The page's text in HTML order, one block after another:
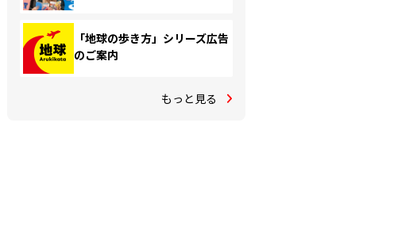
「地球の歩き方」シリーズ広告
のご案内
もっと見る